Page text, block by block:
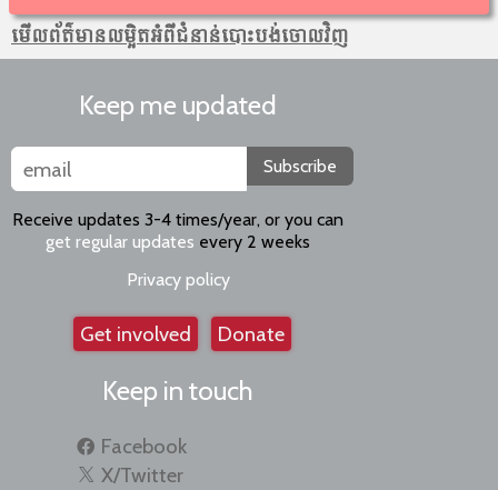
មើលព័ត៌មាន​លម្អិតអំពីជំនាន់បោះបង់ចោលវិញ
Keep me updated
Subscribe
Receive updates 3-4 times/year, or you can
get regular updates every 2 weeks
Privacy policy
Get involved Donate
Keep in touch
Facebook
X/Twitter